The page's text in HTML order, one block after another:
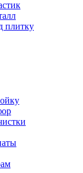
плитку